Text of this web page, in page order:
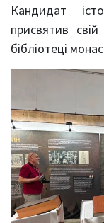
Кандидат
присвятив
бібліотеці